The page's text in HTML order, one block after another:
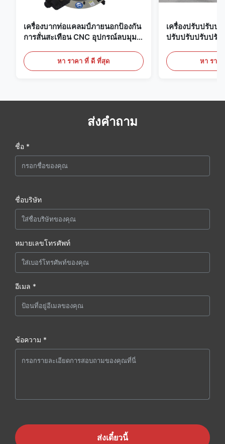
เครื่องบากท่อแคลมป์ภายนอกป้องกัน
การสั่นสะเทือน CNC อุปกรณ์ลบมุม
หา ราคา ที่ ดี ที่สุด
เครื่องปรับปรับป
ปรับปรับปรับปรับ
หา ราค
ส่งคำถาม
ชื่อ *
ชื่อบริษัท
หมายเลขโทรศัพท์
อีเมล *
ข้อความ *
ส่งเดี๋ยวนี้